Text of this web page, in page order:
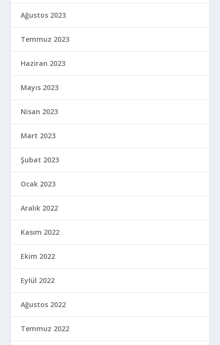
Ağustos 2023
Temmuz 2023
Haziran 2023
Mayıs 2023
Nisan 2023
Mart 2023
Şubat 2023
Ocak 2023
Aralık 2022
Kasım 2022
Ekim 2022
Eylül 2022
Ağustos 2022
Temmuz 2022